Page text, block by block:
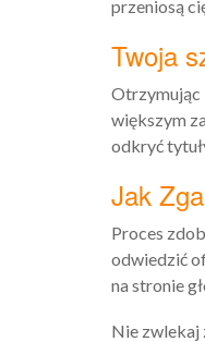
przeniosą
Twoja
Otrzymując
większym
odkryć
Jak
Proces
odwiedzić
na stronie
Nie zwlekaj